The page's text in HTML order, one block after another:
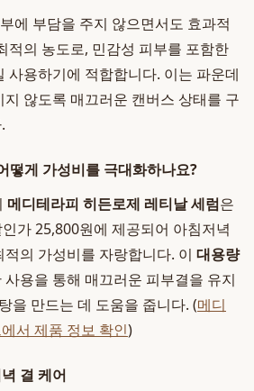
에 부담을 주지 않으면서도 효과적
적의 농도로, 민감성 피부를 포함한
사용하기에 적합합니다. 이는 파운데
않도록 매끄러운 캔버스 상태를 구
떻게 가성비를 극대화하나요?
메디테라피 히든로제 레티날 세럼은
가 25,800원에 제공되어 아침저녁
의 가성비를 자랑합니다. 이 대용량
사용을 통해 매끄러운 피부결을 유지
을 만드는 데 도움을 줍니다. (메디
서 제품 정보 확인)
결 케어